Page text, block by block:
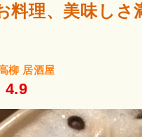
料理、美味しさ
柳 居酒屋
4.9